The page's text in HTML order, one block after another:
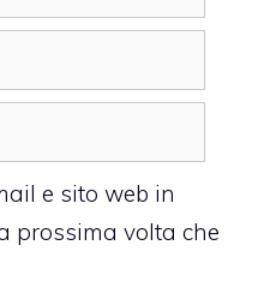
e sito web in
prossima volta che